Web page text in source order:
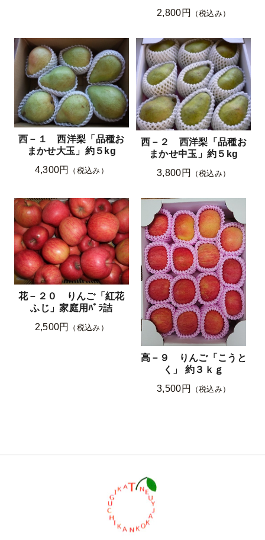
2,800円
（税込み）
西－１ 西洋梨「品種お
まかせ大玉」約５kg
4,300円
（税込み）
西－２ 西洋梨「品種お
まかせ中玉」約５kg
3,800円
（税込み）
花－２０ りんご「紅花
ふじ」家庭用ﾊﾞﾗ詰
2,500円
（税込み）
高－９ りんご「こうと
く」 約３ｋｇ
3,500円
（税込み）